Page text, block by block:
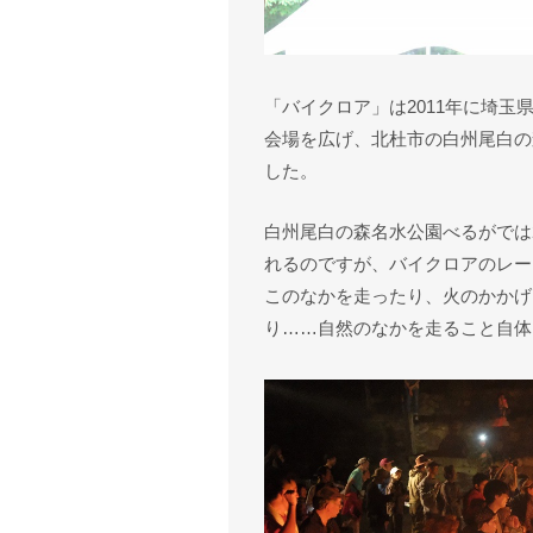
「バイクロア」は2011年に埼玉
会場を広げ、北杜市の白州尾白
した。
白州尾白の森名水公園べるがで
れるのですが、バイクロアのレ
このなかを走ったり、火のかか
り……自然のなかを走ること自